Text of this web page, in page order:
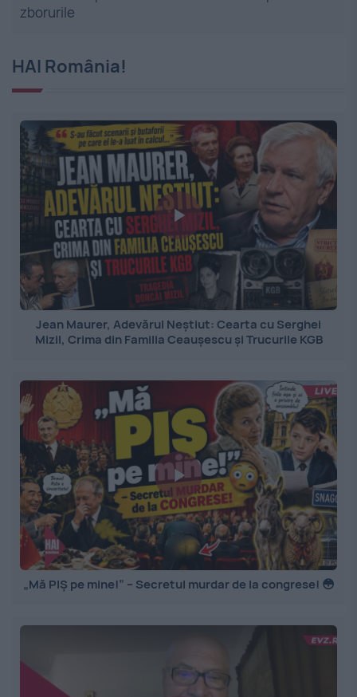
zborurile
HAI România!
Jean Maurer, Adevărul Neștiut: Cearta cu Serghei
Mizil, Crima din Familia Ceaușescu și Trucurile KGB
„Mă PIȘ pe mine!” – Secretul murdar de la congrese! 😳